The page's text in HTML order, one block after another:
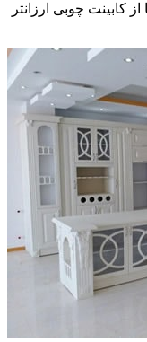
چوبی ارزانتر